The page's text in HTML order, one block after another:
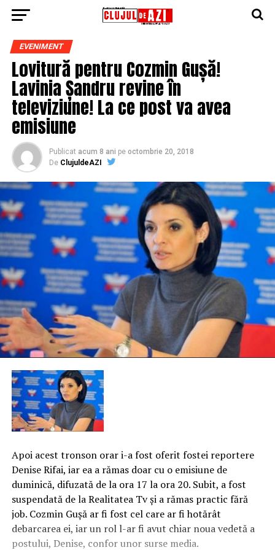
EVENIMENT
Lovitură pentru Cozmin Gușă!
Lavinia Șandru revine în
televiziune! La ce post va avea
emisiune
Publicat acum 8 ani pe octombrie 20, 2018
De ClujuldeAZI
Apoi acest tronson orar i-a fost oferit fostei reportere
Denise Rifai, iar ea a rămas doar cu o emisiune de
duminică, difuzată de la ora 17 la ora 20. Subit, a fost
suspendată de la Realitatea Tv şi a rămas practic fără
job. Cozmin Guşă ar fi fost cel care ar fi hotărât
debarcarea ei, iar un rol l-ar fi avut chiar noua vedetă a
postului, Denise, confor unor surse media.